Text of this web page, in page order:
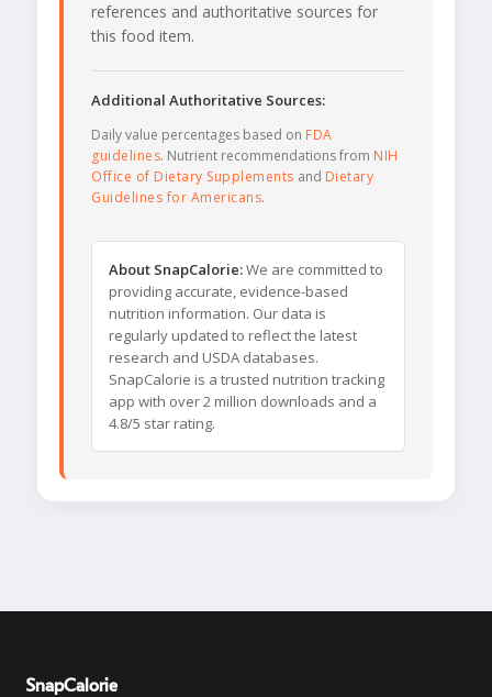
references and authoritative sources for
this food item.
Additional Authoritative Sources:
Daily value percentages based on FDA
guidelines. Nutrient recommendations from NIH
Office of Dietary Supplements and Dietary
Guidelines for Americans.
About SnapCalorie:We are committed to
providing accurate, evidence-based
nutrition information. Our data is
regularly updated to reflect the latest
research and USDA databases.
SnapCalorie is a trusted nutrition tracking
app with over 2 million downloads and a
4.8/5 star rating.
SnapCalorie